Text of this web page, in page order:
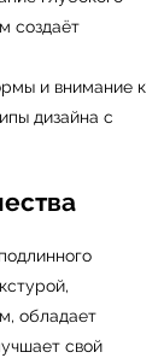
создаёт
и внимание к
дизайна с
обладает
свой